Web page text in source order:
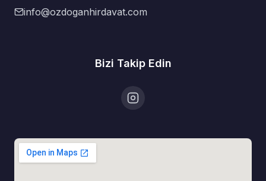
info@ozdoganhirdavat.com
Bizi Takip Edin